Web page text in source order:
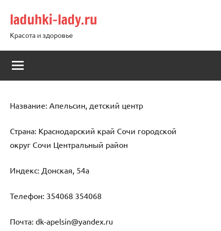
содержимому
laduhki-lady.ru
Красота и здоровье
Название: Апельсин, детский центр
Страна: Краснодарский край Сочи городской
округ Сочи Центральный район
Индекс: Донская, 54а
Телефон: 354068 354068
Почта: dk-apelsin@yandex.ru